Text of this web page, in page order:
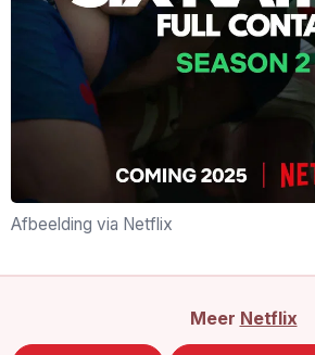
Afbeelding via Netflix
Meer Netflix